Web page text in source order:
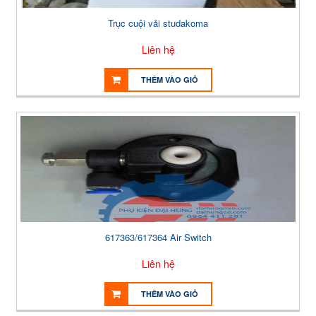
Trục cuội vải studakoma
Liên hệ
THÊM VÀO GIỎ
617363/617364 Air Switch
Liên hệ
THÊM VÀO GIỎ